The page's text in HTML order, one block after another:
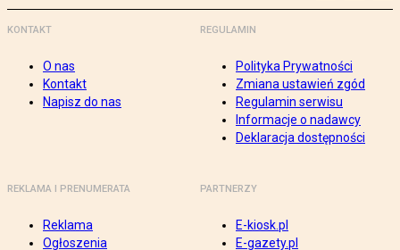
KONTAKT
O nas
Kontakt
Napisz do nas
REGULAMIN
Polityka Prywatności
Zmiana ustawień zgód
Regulamin serwisu
Informacje o nadawcy
Deklaracja dostępności
REKLAMA I PRENUMERATA
Reklama
Ogłoszenia
PARTNERZY
E-kiosk.pl
E-gazety.pl